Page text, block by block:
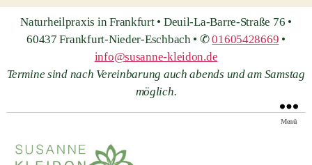
Naturheilpraxis in Frankfurt • Deuil-La-Barre-Straße 76 •
60437 Frankfurt-Nieder-Eschbach • ✆01605428669 •
info@susanne-kleidon.de
Termine sind nach Vereinbarung auch abends und am Samstag
möglich.
Menü